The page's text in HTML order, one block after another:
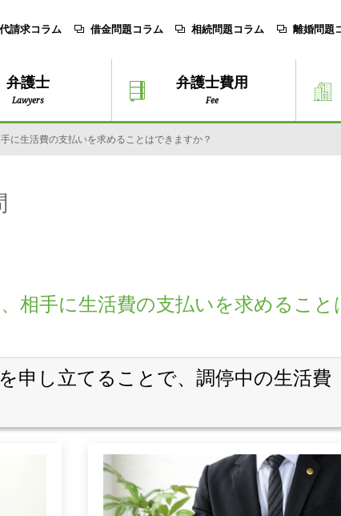
請求コラム 借金問題コラム 相続問題コラム 離婚問題
弁護士
Lawyers
弁護士費用
Fee
に生活費の支払いを求めることはできますか？
相手に生活費の支払いを求めること
申し立てることで、調停中の生活費